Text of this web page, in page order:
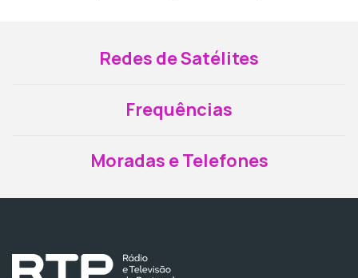
Redes de Satélites
Frequências
Moradas e Telefones